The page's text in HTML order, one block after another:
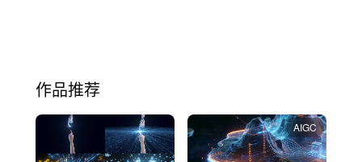
作品推荐
AIGC